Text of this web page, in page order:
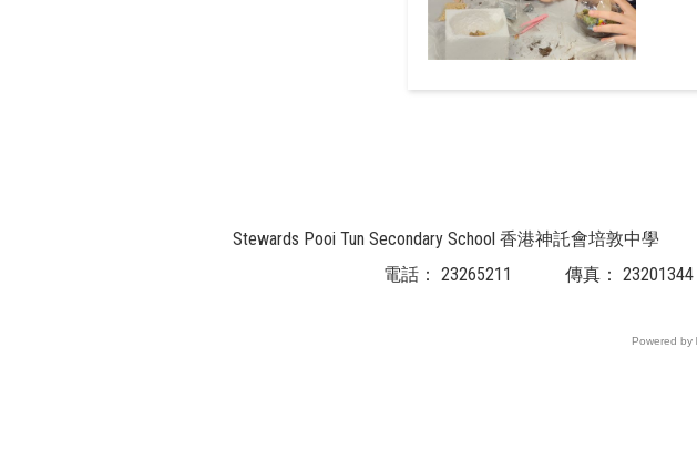
Stewards Pooi Tun Secondary School 香港神託會培敦中學
電話： 23265211 傳真： 23201344
Powered by